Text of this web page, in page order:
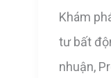
Khám
tư bất
nhuận,